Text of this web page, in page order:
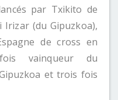
par Txikito de
(du Gipuzkoa),
de cross en
vainqueur du
et trois fois